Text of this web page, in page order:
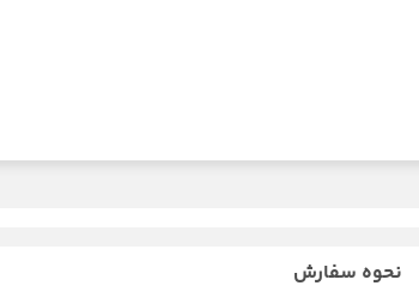
نحوه سفارش